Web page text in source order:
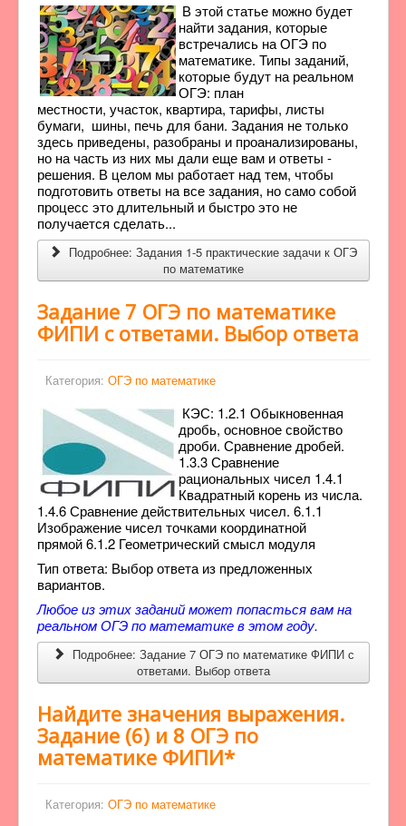
В этой статье можно будет
найти задания, которые
встречались на ОГЭ по
математике. Типы заданий,
которые будут на реальном
ОГЭ: план
местности, участок, квартира, тарифы, листы
бумаги, шины, печь для бани. Задания не только
здесь приведены, разобраны и проанализированы,
но на часть из них мы дали еще вам и ответы -
решения. В целом мы работает над тем, чтобы
подготовить ответы на все задания, но само собой
процесс это длительный и быстро это не
получается сделать...
Подробнее: Задания 1-5 практические задачи к ОГЭ
по математике
Задание 7 ОГЭ по математике
ФИПИ с ответами. Выбор ответа
Категория: ОГЭ по математике
КЭС: 1.2.1 Обыкновенная
дробь, основное свойство
дроби. Сравнение дробей.
1.3.3 Сравнение
рациональных чисел 1.4.1
Квадратный корень из числа.
1.4.6 Сравнение действительных чисел. 6.1.1
Изображение чисел точками координатной
прямой 6.1.2 Геометрический смысл модуля
Тип ответа: Выбор ответа из предложенных
вариантов.
Любое из этих заданий может попасться вам на
реальном ОГЭ по математике в этом году.
Подробнее: Задание 7 ОГЭ по математике ФИПИ с
ответами. Выбор ответа
Найдите значения выражения.
Задание (6) и 8 ОГЭ по
математике ФИПИ*
Категория: ОГЭ по математике